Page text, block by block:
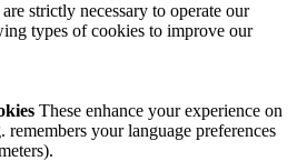
strictly necessary to operate our
types of cookies to improve our
These enhance your experience on
remembers your language preferences